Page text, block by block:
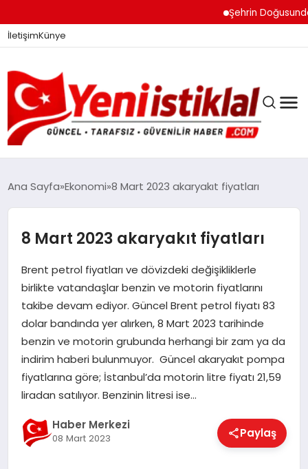
Şehrin Doğusundan
İletişimKünye
DÜNYA
EĞITIM
EKONOMI
MAGAZIN
Ana Sayfa Ekonomi 8 Mart 2023 akaryakıt fiyatları
8 Mart 2023 akaryakıt fiyatları
Brent petrol fiyatları ve dövizdeki değişikliklerle
birlikte vatandaşlar benzin ve motorin fiyatlarını
takibe devam ediyor. Güncel Brent petrol fiyatı 83
dolar bandında yer alırken, 8 Mart 2023 tarihinde
benzin ve motorin grubunda herhangi bir zam ya da
indirim haberi bulunmuyor. Güncel akaryakıt pompa
fiyatlarına göre; İstanbul’da motorin litre fiyatı 21,59
liradan satılıyor. Benzinin litresi ise…
Haber Merkezi
08 Mart 2023 Paylaş